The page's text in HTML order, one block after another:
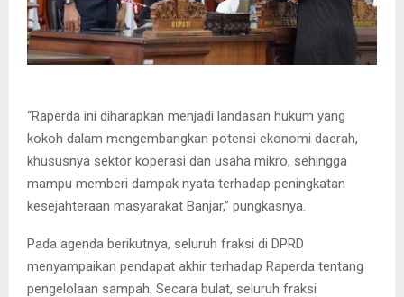
“Raperda ini diharapkan menjadi landasan hukum yang
kokoh dalam mengembangkan potensi ekonomi daerah,
khususnya sektor koperasi dan usaha mikro, sehingga
mampu memberi dampak nyata terhadap peningkatan
kesejahteraan masyarakat Banjar,” pungkasnya.
Pada agenda berikutnya, seluruh fraksi di DPRD
menyampaikan pendapat akhir terhadap Raperda tentang
pengelolaan sampah. Secara bulat, seluruh fraksi